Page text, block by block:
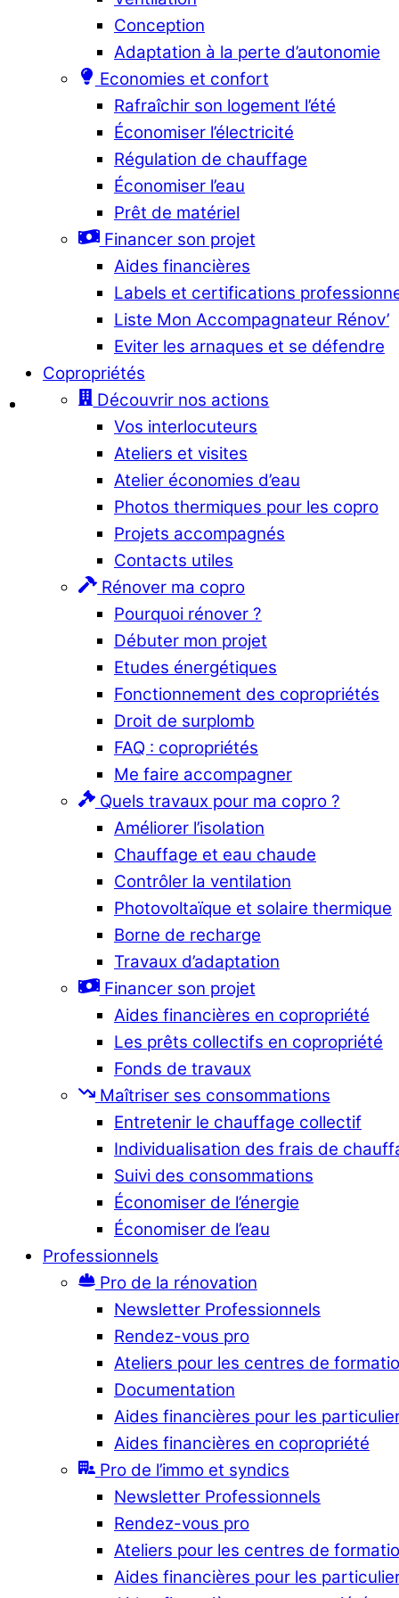
Conception
Adaptation à la perte d’autonomie
Economies et confort
Rafraîchir son logement l’été
Économiser l’électricité
Régulation de chauffage
Économiser l’eau
Prêt de matériel
Financer son projet
Aides financières
Labels et certifications
Liste Mon Accompagnateur Rénov’
Eviter les arnaques et se défendre
Copropriétés
Découvrir nos actions
Vos interlocuteurs
Ateliers et visites
Atelier économies d’eau
Photos thermiques pour les copro
Projets accompagnés
Contacts utiles
Rénover ma copro
Pourquoi rénover ?
Débuter mon projet
Etudes énergétiques
Fonctionnement des copropriétés
Droit de surplomb
FAQ : copropriétés
Me faire accompagner
Quels travaux pour ma copro ?
Améliorer l’isolation
Chauffage et eau chaude
Contrôler la ventilation
Photovoltaïque et solaire thermique
Borne de recharge
Travaux d’adaptation
Financer son projet
Aides financières en copropriété
Les prêts collectifs en copropriété
Fonds de travaux
Maîtriser ses consommations
Entretenir le chauffage collectif
Individualisation des frais de
Suivi des consommations
Économiser de l’énergie
Économiser de l’eau
Professionnels
Pro de la rénovation
Newsletter Professionnels
Rendez-vous pro
Ateliers pour les centres de
Documentation
Aides financières pour les
Aides financières en copropriété
Pro de l’immo et syndics
Newsletter Professionnels
Rendez-vous pro
Ateliers pour les centres de
Aides financières pour les